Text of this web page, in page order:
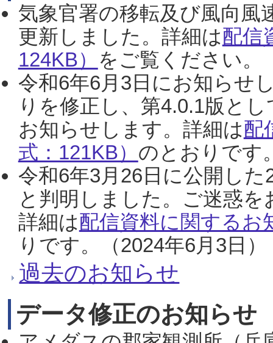
気象官署の移転及び風向風
更新しました。詳細は配信
124KB） をご覧ください。
令和6年6月3日にお知らせ
りを修正し、第4.0.1版と
お知らせします。詳細は配
式：121KB） のとおりです
令和6年3月26日に公開し
と判明しました。ご迷惑
詳細は配信資料に関するお
りです。（2024年6月3日）
過去のお知らせ
データ修正のお知らせ